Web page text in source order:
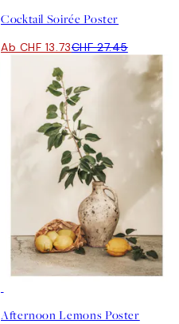
Cocktail Soirée Poster
Ab CHF 13.73CHF 27.45
Afternoon Lemons Poster